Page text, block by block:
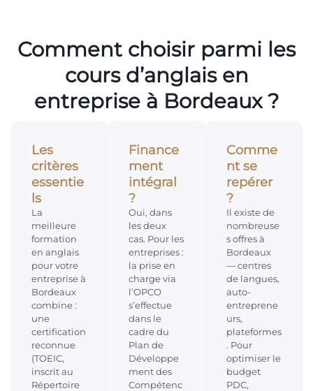
Comment choisir parmi les
cours d’anglais en
entreprise à Bordeaux ?
Les
critères
essentie
ls
La
meilleure
formation
en anglais
pour votre
entreprise à
Bordeaux
combine :
une
certification
reconnue
(TOEIC,
inscrit au
Répertoire
Finance
ment
intégral
?
Oui, dans
les deux
cas. Pour les
entreprises :
la prise en
charge via
l’OPCO
s’effectue
dans le
cadre du
Plan de
Développe
ment des
Compétenc
Comme
nt se
repérer
?
Il existe de
nombreuse
s offres à
Bordeaux
— centres
de langues,
auto-
entreprene
urs,
plateformes
. Pour
optimiser le
budget
PDC,